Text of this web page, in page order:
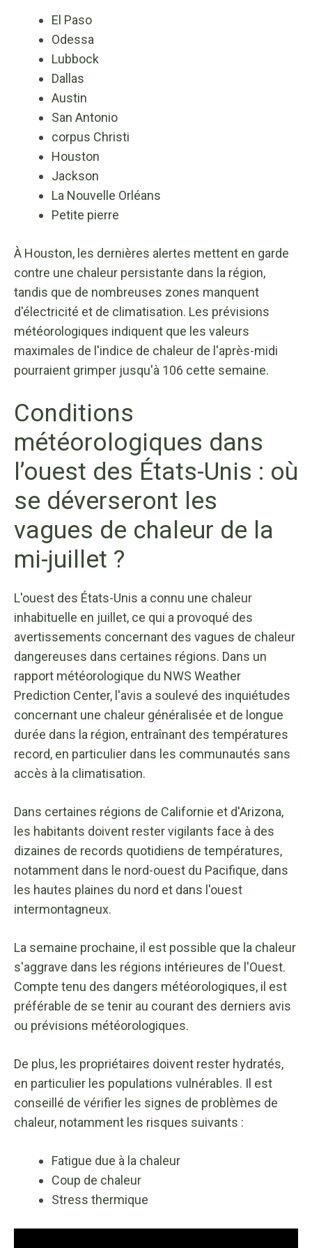
El Paso
Odessa
Lubbock
Dallas
Austin
San Antonio
corpus Christi
Houston
Jackson
La Nouvelle Orléans
Petite pierre
À Houston, les dernières alertes mettent en garde
contre une chaleur persistante dans la région,
tandis que de nombreuses zones manquent
d'électricité et de climatisation. Les prévisions
météorologiques indiquent que les valeurs
maximales de l'indice de chaleur de l'après-midi
pourraient grimper jusqu'à 106 cette semaine.
Conditions
météorologiques dans
l’ouest des États-Unis : où
se déverseront les
vagues de chaleur de la
mi-juillet ?
L'ouest des États-Unis a connu une chaleur
inhabituelle en juillet, ce qui a provoqué des
avertissements concernant des vagues de chaleur
dangereuses dans certaines régions. Dans un
rapport météorologique du NWS Weather
Prediction Center, l'avis a soulevé des inquiétudes
concernant une chaleur généralisée et de longue
durée dans la région, entraînant des températures
record, en particulier dans les communautés sans
accès à la climatisation.
Dans certaines régions de Californie et d'Arizona,
les habitants doivent rester vigilants face à des
dizaines de records quotidiens de températures,
notamment dans le nord-ouest du Pacifique, dans
les hautes plaines du nord et dans l'ouest
intermontagneux.
La semaine prochaine, il est possible que la chaleur
s'aggrave dans les régions intérieures de l'Ouest.
Compte tenu des dangers météorologiques, il est
préférable de se tenir au courant des derniers avis
ou prévisions météorologiques.
De plus, les propriétaires doivent rester hydratés,
en particulier les populations vulnérables. Il est
conseillé de vérifier les signes de problèmes de
chaleur, notamment les risques suivants :
Fatigue due à la chaleur
Coup de chaleur
Stress thermique